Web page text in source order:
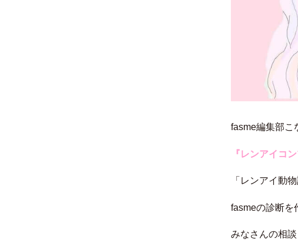
fasme編集部こ
『レンアイコ
「レンアイ動
fasmeの診断を
みなさんの相